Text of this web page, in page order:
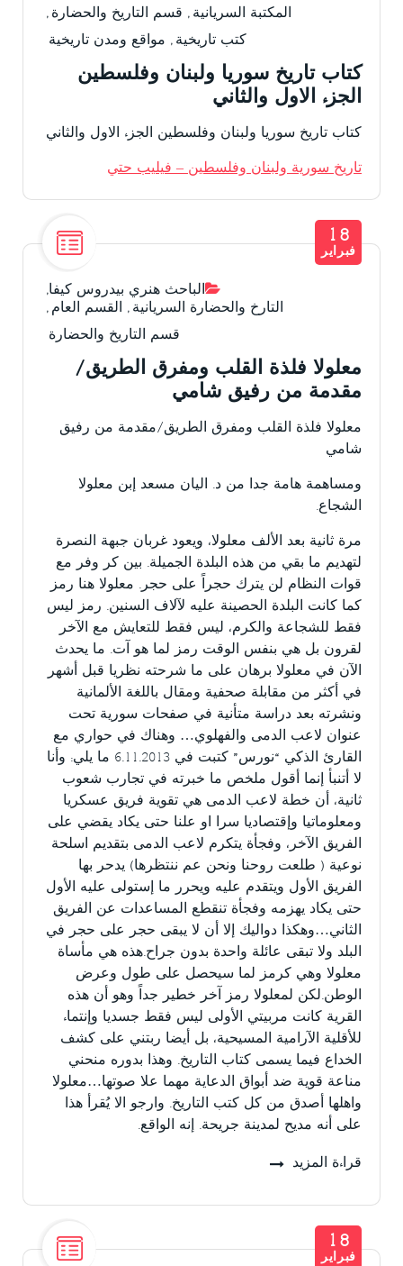
المكتبة السريانية , قسم التاريخ والحضارة ,
كتب تاريخية , مواقع ومدن تاريخية
كتاب تاريخ سوريا ولبنان وفلسطين
الجزء الاول والثاني
كتاب تاريخ سوريا ولبنان وفلسطين الجزء الاول والثاني
تاريخ سورية ولبنان وفلسطين – فيليب حتي
الباحث هنري بيدروس كيفا,
التارخ والحضارة السريانية , القسم العام ,
قسم التاريخ والحضارة
18
فبراير
معلولا فلذة القلب ومفرق الطريق/
مقدمة من رفيق شامي
معلولا فلذة القلب ومفرق الطريق/مقدمة من رفيق
شامي
ومساهمة هامة جدا من د. اليان مسعد إبن معلولا
الشجاع.
مرة ثانية بعد الألف معلولا، ويعود غربان جبهة النصرة
لتهديم ما بقي من هذه البلدة الجميلة. بين كر وفر مع
قوات النظام لن يترك حجراً على حجر. معلولا هنا رمز
كما كانت البلدة الحصينة عليه لآلاف السنين. رمز ليس
فقط للشجاعة والكرم، ليس فقط للتعايش مع الآخر
لقرون بل هي بنفس الوقت رمز لما هو آت. ما يحدث
الآن في معلولا برهان على ما شرحته نظريا قبل أشهر
في أكثر من مقابلة صحفية ومقال باللغة الألمانية
ونشرته بعد دراسة متأنية في صفحات سورية تحت
عنوان لاعب الدمى والفهلوي… وهناك في حواري مع
القارئ الذكي “نورس” كتبت في 6.11.2013 ما يلي: وأنا
لا أتنبأ إنما أقول ملخص ما خبرته في تجارب شعوب
ثانية، أن خطة لاعب الدمى هي تقوية فريق عسكريا
ومعلوماتيا وإقتصاديا سرا او علنا حتى يكاد يقضي على
الفريق الآخر، وفجأة يتكرم لاعب الدمى بتقديم اسلحة
نوعية ( طلعت روحنا ونحن عم ننتظرها) يدحر بها
الفريق الأول ويتقدم عليه ويحرر ما إستولى عليه الأول
حتى يكاد يهزمه وفجأة تنقطع المساعدات عن الفريق
الثاني…وهكذا دواليك إلا أن لا يبقى حجر على حجر في
البلد ولا تبقى عائلة واحدة بدون جراح.هذه هي مأساة
معلولا وهي كرمز لما سيحصل على طول وعرض
الوطن.لكن لمعلولا رمز آخر خطير جداً وهو أن هذه
القرية كانت مربيتي الأولى ليس فقط جسديا وإنتماء
للأقلية الآرامية المسيحية، بل أيضا ربتني على كشف
الخداع فيما يسمى كتاب التاريخ. وهذا بدوره منحني
مناعة قوية ضد أبواق الدعاية مهما علا صوتها…معلولا
واهلها أصدق من كل كتب التاريخ. وارجو الا يُقرأ هذا
على أنه مديح لمدينة جريحة. إنه الواقع.
قراءة المزيد
18
فبراير